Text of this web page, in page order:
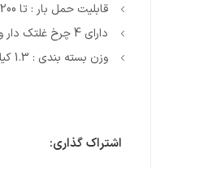
قابلیت حمل بار : تا 200 کیلوگرم
دارای 4 چرخ غلتک دار و یک اهرم
وزن بسته بندی : 1.3 کیلوگرم
اشتراک گذاری: